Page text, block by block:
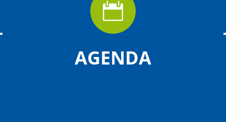

AGENDA